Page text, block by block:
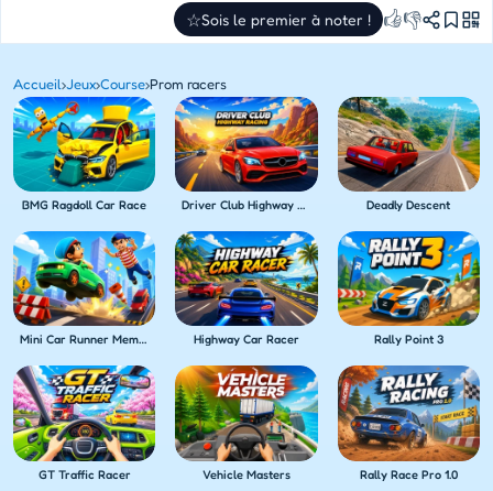
☆Sois le premier à noter ! 👍👎
Accueil›Jeux›Course›Prom racers
BMG Ragdoll Car Race Driver Club Highway Racing Deadly Descent
Mini Car Runner Meme Games Highway Car Racer Rally Point 3
GT Traffic Racer Vehicle Masters Rally Race Pro 1.0